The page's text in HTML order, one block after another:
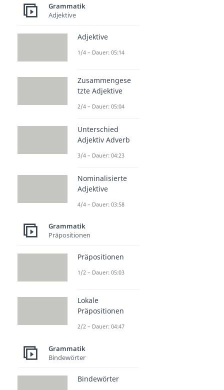
Grammatik
Adjektive
Adjektive
1/4 – Dauer: 05:14
Zusammengese
tzte Adjektive
2/4 – Dauer: 05:04
Unterschied
Adjektiv Adverb
3/4 – Dauer: 04:23
Nominalisierte
Adjektive
4/4 – Dauer: 03:58
Grammatik
Präpositionen
Präpositionen
1/2 – Dauer: 05:03
Lokale
Präpositionen
2/2 – Dauer: 04:47
Grammatik
Bindewörter
Bindewörter